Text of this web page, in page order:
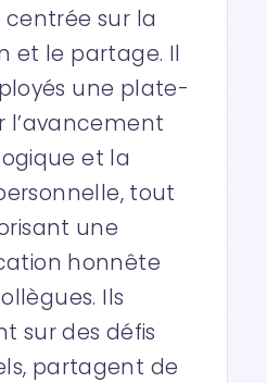
centrée sur la
et le partage. Il
une plate-
l’avancement
et la
tout
une
honnête
Ils
sur des défis
partagent de